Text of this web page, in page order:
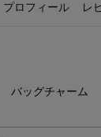
プロフィール レ
バッグチャーム